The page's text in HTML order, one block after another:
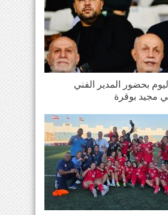
بحضور المدير الفني
مجيد بوقرة